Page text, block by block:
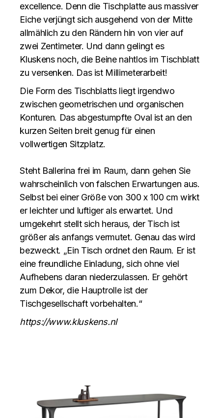
excellence. Denn die Tischplatte aus massiver
Eiche verjüngt sich ausgehend von der Mitte
allmählich zu den Rändern hin von vier auf
zwei Zentimeter. Und dann gelingt es
Kluskens noch, die Beine nahtlos im Tischblatt
zu versenken. Das ist Millimeterarbeit!
Die Form des Tischblatts liegt irgendwo
zwischen geometrischen und organischen
Konturen. Das abgestumpfte Oval ist an den
kurzen Seiten breit genug für einen
vollwertigen Sitzplatz.
Steht Ballerina frei im Raum, dann gehen Sie
wahrscheinlich von falschen Erwartungen aus.
Selbst bei einer Größe von 300 x 100 cm wirkt
er leichter und luftiger als erwartet. Und
umgekehrt stellt sich heraus, der Tisch ist
größer als anfangs vermutet. Genau das wird
bezweckt. „Ein Tisch ordnet den Raum. Er ist
eine freundliche Einladung, sich ohne viel
Aufhebens daran niederzulassen. Er gehört
zum Dekor, die Hauptrolle ist der
Tischgesellschaft vorbehalten.“
https://www.kluskens.nl